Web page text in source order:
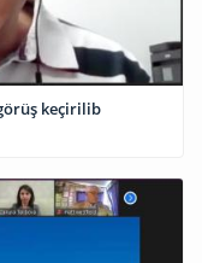
keçirilib